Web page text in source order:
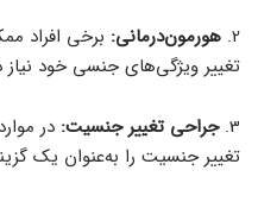
2. هورمون‌درمانی: برخی افراد
تغییر ویژگی‌های جنسی خود نیاز
3. جراحی تغییر جنسیت: در
تغییر جنسیت را به‌عنوان یک